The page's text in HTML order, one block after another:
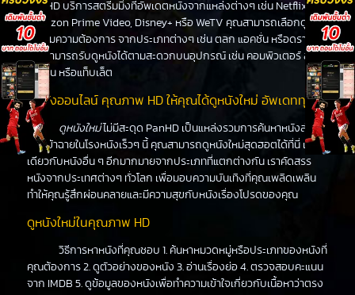
PanHD บริการสตรีมมิ่งที่อัพเดตหนังจากแหล่งต่างๆ เช่น Netflix,
Amazon Prime Video, Disney+ หรือ WeTV คุณสามารถเลือกดูหนัง
ได้ตามความต้องการ จากประเภทต่างๆ เช่น ตลก แอคชั่น หรือดราม่า
คุณสามารถรับดูหนังได้ตามสะดวกบนอุปกรณ์ เช่น คอมพิวเตอร์ สมา
ร์ทโฟน หรือแท็บเล็ต
ดูหนังออนไลน์ คุณภาพ HD ให้คุณได้ดูหนังใหม่ อัพเดททุกวัน
ดูหนังใหม่ไม่มีสะดุด PanHD เป็นแหล่งรวมการค้นหาหนังล่าสุด
ที่จะเข้าฉายในโรงหนังเร็วๆ นี้ คุณสามารถดูหนังใหม่สุดฮอตได้ที่นี่ เช่น
เดียวกับหนังอื่น ๆ อีกมากมายจากประเภทที่แตกต่างกัน เราคัดสรร
หนังจากประเทศต่างๆ ทั่วโลก เพื่อมอบความบันเทิงที่คุณเพลิดเพลิน
ทำให้คุณรู้สึกผ่อนคลายและมีความสุขกับหนังเรื่องโปรดของคุณ
ดูหนังใหม่ในคุณภาพ HD
วิธีการหาหนังที่คุณชอบ 1. ค้นหาหมวดหมู่หรือประเภทของหนังที่
คุณต้องการ 2. ดูตัวอย่างของหนัง 3. อ่านเรื่องย่อ 4. ตรวจสอบคะแนน
จาก IMDB 5. ดูข้อมูลของหนังเพื่อทำความเข้าใจเกี่ยวกับเนื้อหาว่าตรง